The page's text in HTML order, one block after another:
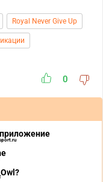
Royal Never Give Up
0